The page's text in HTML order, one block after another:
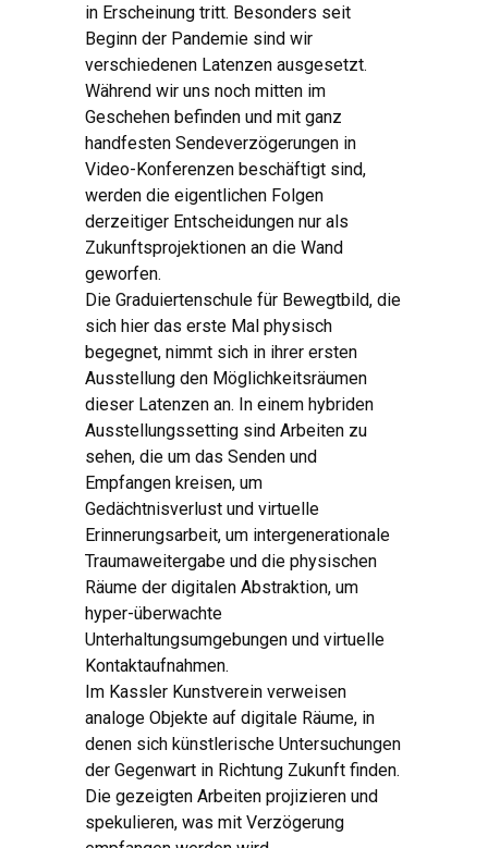
in Erscheinung tritt. Besonders seit
Beginn der Pandemie sind wir
verschiedenen Latenzen ausgesetzt.
Während wir uns noch mitten im
Geschehen befinden und mit ganz
handfesten Sendeverzögerungen in
Video-Konferenzen beschäftigt sind,
werden die eigentlichen Folgen
derzeitiger Entscheidungen nur als
Zukunftsprojektionen an die Wand
geworfen.
Die Graduiertenschule für Bewegtbild, die
sich hier das erste Mal physisch
begegnet, nimmt sich in ihrer ersten
Ausstellung den Möglichkeitsräumen
dieser Latenzen an. In einem hybriden
Ausstellungssetting sind Arbeiten zu
sehen, die um das Senden und
Empfangen kreisen, um
Gedächtnisverlust und virtuelle
Erinnerungsarbeit, um intergenerationale
Traumaweitergabe und die physischen
Räume der digitalen Abstraktion, um
hyper-überwachte
Unterhaltungsumgebungen und virtuelle
Kontaktaufnahmen.
Im Kassler Kunstverein verweisen
analoge Objekte auf digitale Räume, in
denen sich künstlerische Untersuchungen
der Gegenwart in Richtung Zukunft finden.
Die gezeigten Arbeiten projizieren und
spekulieren, was mit Verzögerung